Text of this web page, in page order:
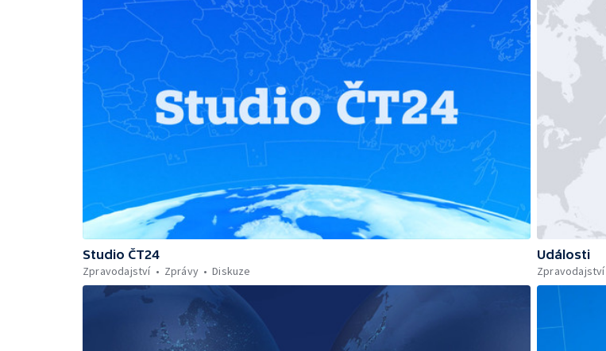
Studio ČT24
Zpravodajství
Zprávy Diskuze
Události
Zpravodajství